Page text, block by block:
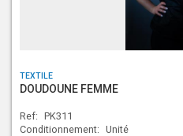
TEXTILE
DOUDOUNE FEMME
Ref: PK311
Conditionnement: Unité